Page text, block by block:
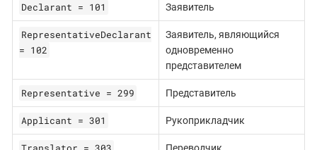
Declarant = 101 Заявитель
RepresentativeDeclarant
= 102
Заявитель, являющийся
одновременно
представителем
Representative = 299 Представитель
Applicant = 301 Рукоприкладчик